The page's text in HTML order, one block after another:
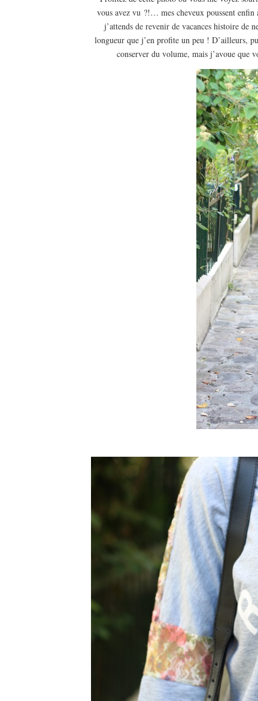
vous avez vu ?!… mes cheveux poussent enfin
j’attends de revenir de vacances histoire de
longueur que j’en profite un peu ! D’ailleurs,
conserver du volume, mais j’avoue que